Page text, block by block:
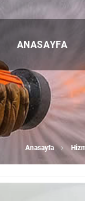
ANASAYFA
Anasayfa